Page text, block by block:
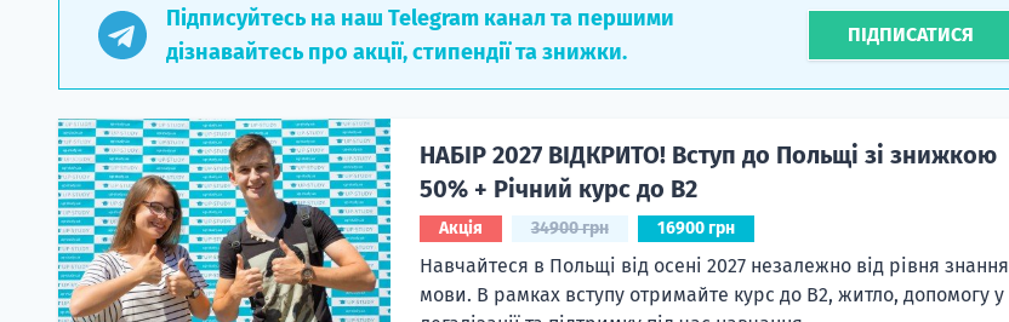
Підписуйтесь на наш Telegram канал та першими
дізнавайтесь про акції, стипендії та знижки.
ПІДПИСАТИСЯ
НАБІР 2027 ВІДКРИТО! Вступ до Польщі зі знижкою
50% + Річний курс до B2
Акція 34900 грн 16900 грн
Навчайтеся в Польщі від осені 2027 незалежно від рівня знання
мови. В рамках вступу отримайте курс до B2, житло, допомогу у